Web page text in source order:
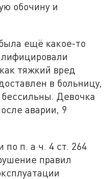
обочину и
ещё какое-то
тяжкий вред
в больницу,
бессильны. Девочка
аварии, 9
по п. а ч. 4 ст. 264
правил